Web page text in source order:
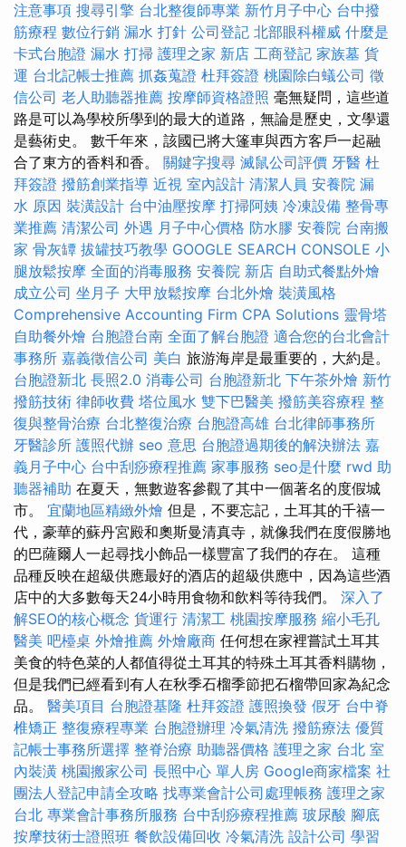
注意事項 搜尋引擎 台北整復師專業 新竹月子中心 台中撥
筋療程 數位行銷 漏水 打針 公司登記 北部眼科權威 什麼是
卡式台胞證 漏水 打掃 護理之家 新店 工商登記 家族墓 貨
運 台北記帳士推薦 抓姦蒐證 杜拜簽證 桃園除白蟻公司 徵
信公司 老人助聽器推薦 按摩師資格證照 毫無疑問，這些道
路是可以為學校所學到的最大的道路，無論是歷史，文學還
是藝術史。 數千年來，該國已將大篷車與西方客戶一起融
合了東方的香料和香。 關鍵字搜尋 滅鼠公司評價 牙醫 杜
拜簽證 撥筋創業指導 近視 室內設計 清潔人員 安養院 漏
水 原因 裝潢設計 台中油壓按摩 打掃阿姨 冷凍設備 整骨專
業推薦 清潔公司 外遇 月子中心價格 防水膠 安養院 台南搬
家 骨灰罈 拔罐技巧教學 GOOGLE SEARCH CONSOLE 小
腿放鬆按摩 全面的消毒服務 安養院 新店 自助式餐點外燴
成立公司 坐月子 大甲放鬆按摩 台北外燴 裝潢風格
Comprehensive Accounting Firm CPA Solutions 靈骨塔
自助餐外燴 台胞證台南 全面了解台胞證 適合您的台北會計
事務所 嘉義徵信公司 美白 旅游海岸是最重要的，大約是。
台胞證新北 長照2.0 消毒公司 台胞證新北 下午茶外燴 新竹
撥筋技術 律師收費 塔位風水 雙下巴醫美 撥筋美容療程 整
復與整骨治療 台北整復治療 台胞證高雄 台北律師事務所
牙醫診所 護照代辦 seo 意思 台胞證過期後的解決辦法 嘉
義月子中心 台中刮痧療程推薦 家事服務 seo是什麼 rwd 助
聽器補助 在夏天，無數遊客參觀了其中一個著名的度假城
市。 宜蘭地區精緻外燴 但是，不要忘記，土耳其的千禧一
代，豪華的蘇丹宮殿和奧斯曼清真寺，就像我們在度假勝地
的巴薩爾人一起尋找小飾品一樣豐富了我們的存在。 這種
品種反映在超級供應最好的酒店的超級供應中，因為這些酒
店中的大多數每天24小時用食物和飲料等待我們。 深入了
解SEO的核心概念 貨運行 清潔工 桃園按摩服務 縮小毛孔
醫美 吧檯桌 外燴推薦 外燴廠商 任何想在家裡嘗試土耳其
美食的特色菜的人都值得從土耳其的特殊土耳其香料購物，
但是我們已經看到有人在秋季石榴季節把石榴帶回家為紀念
品。 醫美項目 台胞證基隆 杜拜簽證 護照換發 假牙 台中脊
椎矯正 整復療程專業 台胞證辦理 冷氣清洗 撥筋療法 優質
記帳士事務所選擇 整脊治療 助聽器價格 護理之家 台北 室
內裝潢 桃園搬家公司 長照中心 單人房 Google商家檔案 社
團法人登記申請全攻略 找專業會計公司處理帳務 護理之家
台北 專業會計事務所服務 台中刮痧療程推薦 玻尿酸 腳底
按摩技術士證照班 餐飲設備回收 冷氣清洗 設計公司 學習